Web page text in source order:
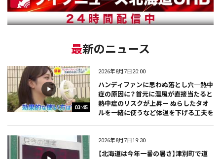
最新のニュース
03:45
2026年8月7日20:00
ハンディファンに思わぬ落とし穴―熱中
症の原因に？首元に温風が直接当たると
熱中症のリスクが上昇ー ぬらしたタオ
ルを一緒に使うなど体温を下げる工夫を
2026年8月7日19:30
【北海道は今年一番の暑さ】津別町で道